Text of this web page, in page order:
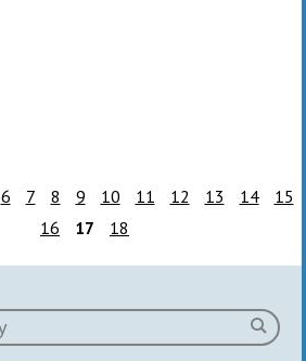
6 7 8 9 10 11 12 13 14
15
16
17 18